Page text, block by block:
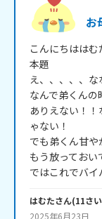
お
こんにちははむ
本題
え、、、、、
なんで弟くんの
ありえない！
ゃない！
でも弟くん甘
もう放っておい
ではこれでバイ
はむたさん(11さ
2025年6月23日